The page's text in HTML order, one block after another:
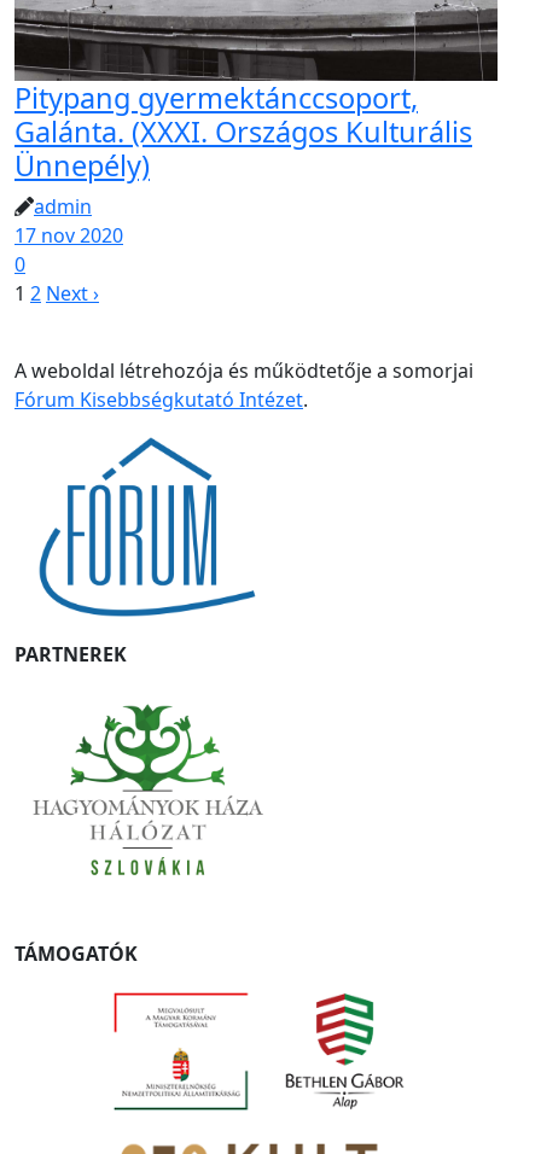
Pitypang gyermektánccsoport,
Galánta. (XXXI. Országos Kulturális
Ünnepély)
admin
17 nov 2020
0
1 2 Next ›
A weboldal létrehozója és működtetője a somorjai
Fórum Kisebbségkutató Intézet.
PARTNEREK
TÁMOGATÓK